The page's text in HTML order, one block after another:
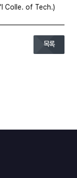
Colle. of Tech.)
목록